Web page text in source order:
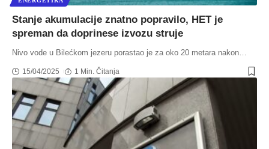
Stanje akumulacije znatno popravilo, HET je
spreman da doprinese izvozu struje
Nivo vode u Bilećkom jezeru porastao je za oko 20 metara nakon
15/04/2025 1 Min. Čitanja